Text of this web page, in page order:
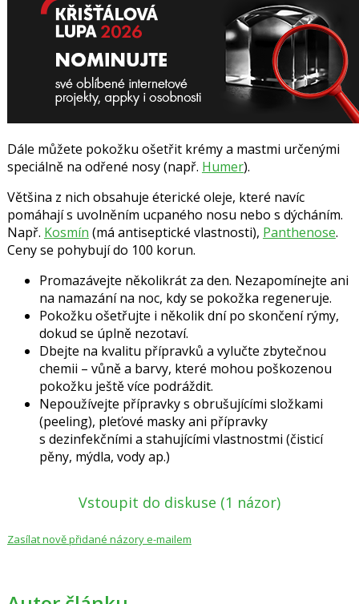
Dále můžete pokožku ošetřit krémy a mastmi určenými
speciálně na odřené nosy (např. Humer).
Většina z nich obsahuje éterické oleje, které navíc
pomáhají s uvolněním ucpaného nosu nebo s dýcháním.
Např. Kosmín (má antiseptické vlastnosti), Panthenose.
Ceny se pohybují do 100 korun.
Promazávejte několikrát za den. Nezapomínejte ani
na namazání na noc, kdy se pokožka regeneruje.
Pokožku ošetřujte i několik dní po skončení rýmy,
dokud se úplně nezotaví.
Dbejte na kvalitu přípravků a vylučte zbytečnou
chemii – vůně a barvy, které mohou poškozenou
pokožku ještě více podráždit.
Nepoužívejte přípravky s obrušujícími složkami
(peeling), pleťové masky ani přípravky
s dezinfekčními a stahujícími vlastnostmi (čisticí
pěny, mýdla, vody ap.)
Vstoupit do diskuse (1 názor)
Zasílat nově přidané názory e-mailem